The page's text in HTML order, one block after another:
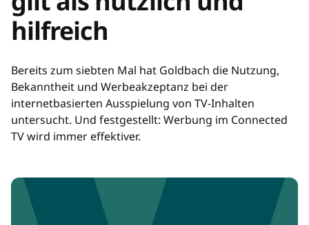
hilfreich
Bereits zum siebten Mal hat Goldbach die Nutzung,
Bekanntheit und Werbeakzeptanz bei der
internetbasierten Ausspielung von TV-Inhalten
untersucht. Und festgestellt: Werbung im Connected
TV wird immer effektiver.